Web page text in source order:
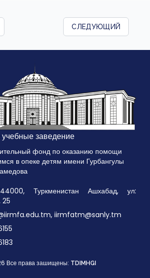
СЛЕДУЮЩИЙ
заведение
фонд по оказанию помощи
в опеке детям имени Гурбангулы
Туркменистан Ашхабад, ул:
25
iirmfatm@sanly.tm
Все права зашищены: TDIMHGI